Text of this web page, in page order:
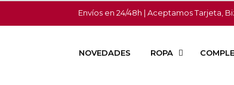
Envíos en 24/48h | Aceptamos Tarjeta,
NOVEDADES ROPA